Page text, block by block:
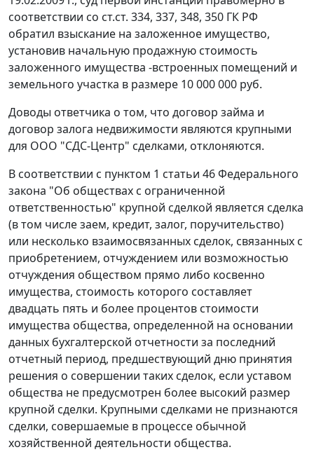
соответствии со ст.ст. 334, 337, 348, 350 ГК РФ
обратил взыскание на заложенное имущество,
установив начальную продажную стоимость
заложенного имущества -встроенных помещений и
земельного участка в размере 10 000 000 руб.
Доводы ответчика о том, что договор займа и
договор залога недвижимости являются крупными
для ООО "СДС-Центр" сделками, отклоняются.
В соответствии с пунктом 1 статьи 46Федерального
закона "Об обществах с ограниченной
ответственностью" крупной сделкой является сделка
(в том числе заем, кредит, залог, поручительство)
или несколько взаимосвязанных сделок, связанных с
приобретением, отчуждением или возможностью
отчуждения обществом прямо либо косвенно
имущества, стоимость которого составляет
двадцать пять и более процентов стоимости
имущества общества, определенной на основании
данных бухгалтерской отчетности за последний
отчетный период, предшествующий дню принятия
решения о совершении таких сделок, если уставом
общества не предусмотрен более высокий размер
крупной сделки. Крупными сделками не признаются
сделки, совершаемые в процессе обычной
хозяйственной деятельности общества.